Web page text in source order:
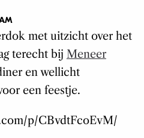
met uitzicht over het
terecht bij Meneer
en wellicht
een feestje.
p/CBvdtFcoEvM/